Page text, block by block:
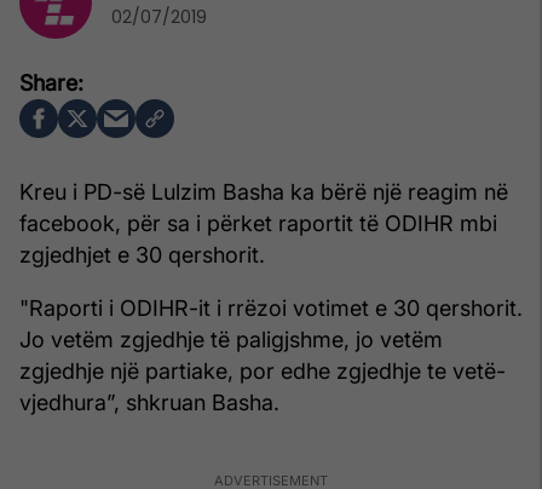
Kreu i PD-së Lulzim Basha ka bërë një reagim në
facebook, për sa i përket raportit të ODIHR mbi
zgjedhjet e 30 qershorit.
"Raporti i ODIHR-it i rrëzoi votimet e 30 qershorit.
Jo vetëm zgjedhje të paligjshme, jo vetëm
zgjedhje një partiake, por edhe zgjedhje te vetë-
vjedhura”, shkruan Basha.
02/07/2019